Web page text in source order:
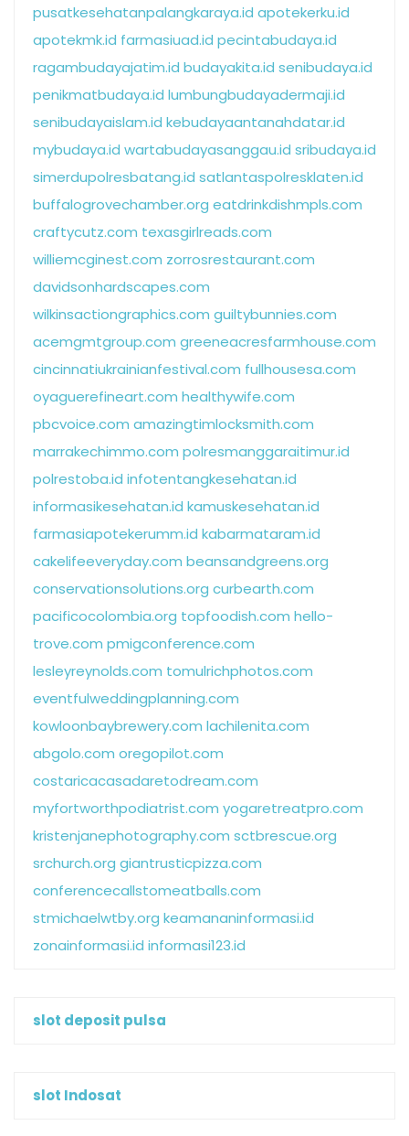
pusatkesehatanpalangkaraya.id apotekerku.id
apotekmk.id farmasiuad.id pecintabudaya.id
ragambudayajatim.id budayakita.id senibudaya.id
penikmatbudaya.id lumbungbudayadermaji.id
senibudayaislam.id kebudayaantanahdatar.id
mybudaya.id wartabudayasanggau.id sribudaya.id
simerdupolresbatang.id satlantaspolresklaten.id
buffalogrovechamber.org eatdrinkdishmpls.com
craftycutz.com texasgirlreads.com
williemcginest.com zorrosrestaurant.com
davidsonhardscapes.com
wilkinsactiongraphics.com guiltybunnies.com
acemgmtgroup.com greeneacresfarmhouse.com
cincinnatiukrainianfestival.com fullhousesa.com
oyaguerefineart.com healthywife.com
pbcvoice.com amazingtimlocksmith.com
marrakechimmo.com polresmanggaraitimur.id
polrestoba.id infotentangkesehatan.id
informasikesehatan.id kamuskesehatan.id
farmasiapotekerumm.id kabarmataram.id
cakelifeeveryday.com beansandgreens.org
conservationsolutions.org curbearth.com
pacificocolombia.org topfoodish.com hello-
trove.com pmigconference.com
lesleyreynolds.com tomulrichphotos.com
eventfulweddingplanning.com
kowloonbaybrewery.com lachilenita.com
abgolo.com oregopilot.com
costaricacasadaretodream.com
myfortworthpodiatrist.com yogaretreatpro.com
kristenjanephotography.com sctbrescue.org
srchurch.org giantrusticpizza.com
conferencecallstomeatballs.com
stmichaelwtby.org keamananinformasi.id
zonainformasi.id informasi123.id
slot deposit pulsa
slot Indosat